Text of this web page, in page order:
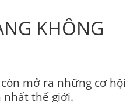
KHÔNG
mở ra những cơ hội
nhất thế giới.